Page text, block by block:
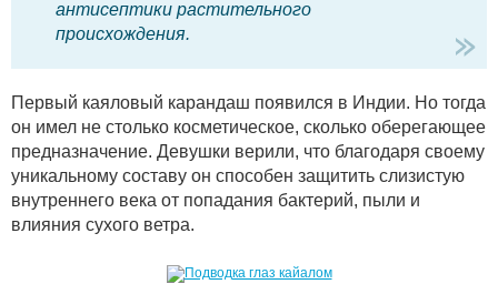
антисептики растительного
происхождения.
Первый каяловый карандаш появился в Индии. Но тогда
он имел не столько косметическое, сколько оберегающее
предназначение. Девушки верили, что благодаря своему
уникальному составу он способен защитить слизистую
внутреннего века от попадания бактерий, пыли и
влияния сухого ветра.